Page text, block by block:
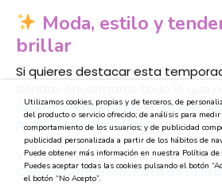
Moda, estilo y
brillar
Si quieres destacar esta
últimas tendenciasenmoda,
productos de belleza.
Visítanos y encuentra todo lo que
Centro Comercial Ruta de la
Utilizamos cookies, propias y de terceros, de
del producto o servicio ofrecido; de análisis para
comportamiento de los usuarios; y de publicidad
publicidad personalizada a partir de los hábitos de
Puede obtener más información en nuestra Política de
Puedes aceptar todas las cookies pulsando el botón
el botón “No Acepto”.